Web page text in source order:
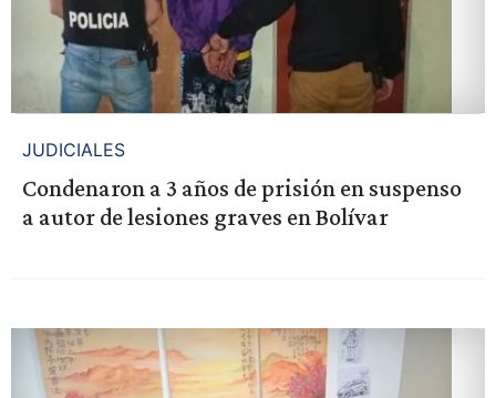
JUDICIALES
Condenaron a 3 años de prisión en suspenso
a autor de lesiones graves en Bolívar